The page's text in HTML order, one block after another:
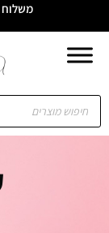
משלוח חינם